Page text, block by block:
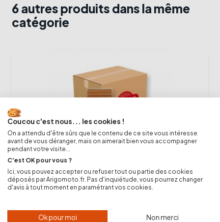
6 autres produits dans la même
catégorie
Pack Hot Dogs Véganes DUO 144 x 50g
239,00 €
Coucou c'est nous... les cookies !
On a attendu d'être sûrs que le contenu de ce site vous intéresse
avant de vous déranger, mais on aimerait bien vous accompagner
pendant votre visite...
C'est OK pour vous ?
Ici, vous pouvez accepter ou refuser tout ou partie des cookies
déposés par Arigomoto.fr. Pas d'inquiétude, vous pourrez changer
d'avis à tout moment en paramétrant vos cookies.
Ok pour moi Non merci